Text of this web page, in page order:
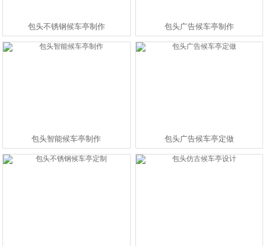
包头不锈钢候车亭制作 包头广告候车亭制作
包头智能候车亭制作 包头广告候车亭定做